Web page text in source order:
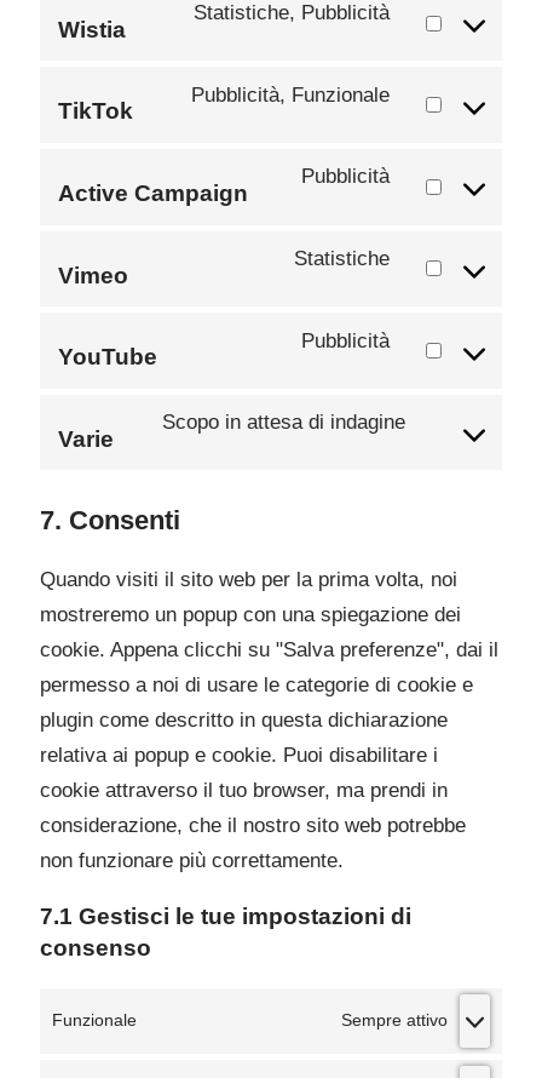
Wistia
Statistiche, Pubblicità
TikTok
Pubblicità, Funzionale
Active Campaign
Pubblicità
Vimeo
Statistiche
YouTube
Pubblicità
Varie
Scopo in attesa di indagine
7. Consenti
Quando visiti il sito web per la prima volta, noi
mostreremo un popup con una spiegazione dei
cookie. Appena clicchi su "Salva preferenze", dai il
permesso a noi di usare le categorie di cookie e
plugin come descritto in questa dichiarazione
relativa ai popup e cookie. Puoi disabilitare i
cookie attraverso il tuo browser, ma prendi in
considerazione, che il nostro sito web potrebbe
non funzionare più correttamente.
7.1 Gestisci le tue impostazioni di
consenso
Funzionale Sempre attivo